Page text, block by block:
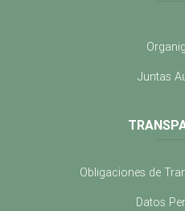
Juntas
Obligaciones de
Datos